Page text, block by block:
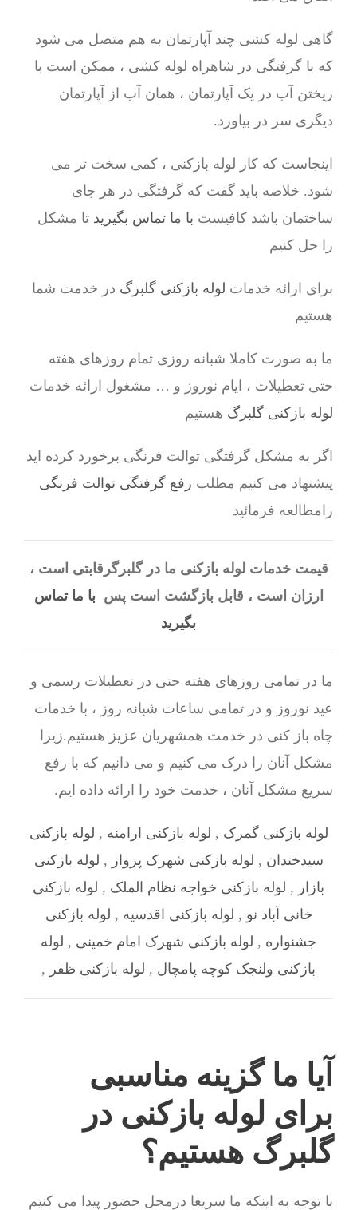
گاهی لوله کشی چند آپارتمان به هم متصل می شود
که با گرفتگی در شاهراه لوله کشی ، ممکن است با
ریختن آب در یک آپارتمان ، همان آب از آپارتمان
دیگری سر در بیاورد.
اینجاست که کار لوله بازکنی ، کمی سخت تر می
شود. خلاصه باید گفت که گرفتگی در هر جای
ساختمان باشد کافیست با ما تماس بگیرید تا مشکل
را حل کنیم
برای ارائه خدمات لوله بازکنی گلبرگ در خدمت شما
هستیم
ما به صورت کاملا شبانه روزی تمام روزهای هفته
حتی تعطیلات ، ایام نوروز و … مشغول ارائه خدمات
لوله بازکنی گلبرگ هستیم
اگر به مشکل گرفتگی توالت فرنگی برخورد کرده اید
پیشنهاد می کنیم مطلب رفع گرفتگی توالت فرنگی
رامطالعه فرمائید
قیمت خدمات لوله بازکنی ما در گلبرگرقابتی است ،
ارزان است ، قابل بازگشت است پسبا ما تماس
بگیرید
ما در تمامی روزهای هفته حتی در تعطیلات رسمی و
عید نوروز و در تمامی ساعات شبانه روز ، با خدمات
چاه باز کنی در خدمت همشهریان عزیز هستیم.زیرا
مشکل آنان را درک می کنیم و می دانیم که با رفع
سریع مشکل آنان ، خدمت خود را ارائه داده ایم.
لوله بازکنی گمرک , لوله بازکنی ارامنه , لوله بازکنی
سیدخندان , لوله بازکنی شهرک پرواز , لوله بازکنی
بازار , لوله بازکنی خواجه نظام الملک , لوله بازکنی
خانی آباد نو , لوله بازکنی اقدسیه , لوله بازکنی
جشنواره , لوله بازکنی شهرک امام خمینی , لوله
بازکنی ولنجک کوچه پامچال , لوله بازکنی ظفر ,
آیا ما گزینه مناسبی
برای لوله بازکنی در
گلبرگ هستیم؟
با توجه به اینکه ما سریعا درمحل حضور پیدا می کنیم